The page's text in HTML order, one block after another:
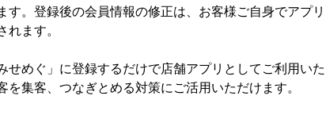
す。登録後の会員情報の修正は、お客様ご自身でアプリ
ます。
めぐ」に登録するだけで店舗アプリとしてご利用いた
集客、つなぎとめる対策にご活用いただけます。